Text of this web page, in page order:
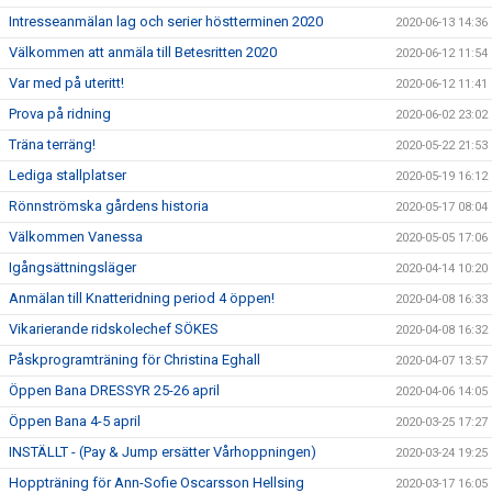
Intresseanmälan lag och serier höstterminen 2020 2020-06-13 14:36
Välkommen att anmäla till Betesritten 2020 2020-06-12 11:54
Var med på uteritt! 2020-06-12 11:41
Prova på ridning 2020-06-02 23:02
Träna terräng! 2020-05-22 21:53
Lediga stallplatser 2020-05-19 16:12
Rönnströmska gårdens historia 2020-05-17 08:04
Välkommen Vanessa 2020-05-05 17:06
Igångsättningsläger 2020-04-14 10:20
Anmälan till Knatteridning period 4 öppen! 2020-04-08 16:33
Vikarierande ridskolechef SÖKES 2020-04-08 16:32
Påskprogramträning för Christina Eghall 2020-04-07 13:57
Öppen Bana DRESSYR 25-26 april 2020-04-06 14:05
Öppen Bana 4-5 april 2020-03-25 17:27
INSTÄLLT - (Pay & Jump ersätter Vårhoppningen) 2020-03-24 19:25
Hoppträning för Ann-Sofie Oscarsson Hellsing 2020-03-17 16:05